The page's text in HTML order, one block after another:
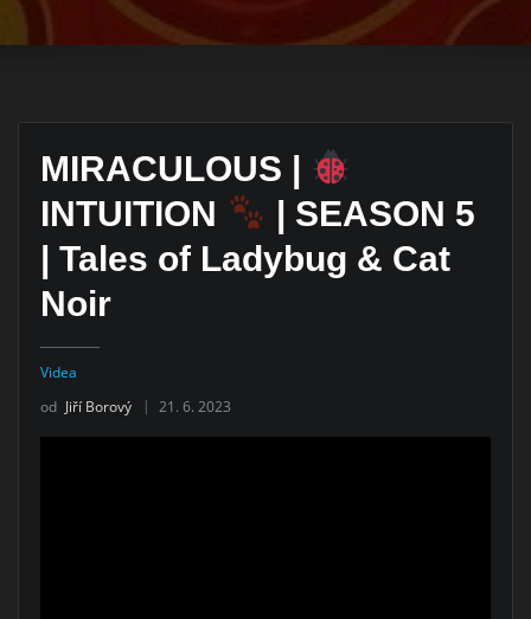
MIRACULOUS |
INTUITION
| SEASON 5
| Tales of Ladybug & Cat
Noir
Videa
od Jiří Borový 21. 6. 2023